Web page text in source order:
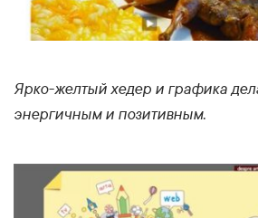
Ярко-желтый хедер и графика
энергичным и позитивным.